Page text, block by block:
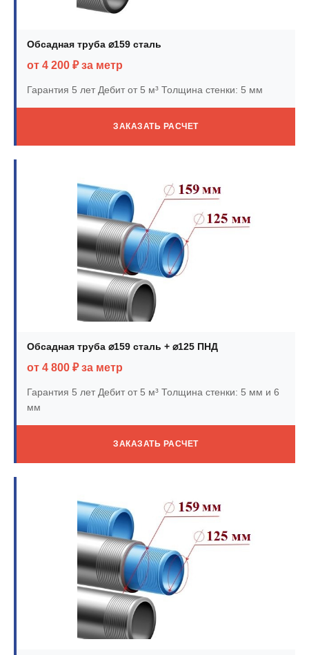
Обсадная труба ⌀159 сталь
от 4 200 ₽ за метр
Гарантия 5 летДебит от 5 м³ Толщина стенки: 5 мм
ЗАКАЗАТЬ РАСЧЕТ
Обсадная труба ⌀159 сталь + ⌀125 ПНД
от 4 800 ₽ за метр
Гарантия 5 летДебит от 5 м³ Толщина стенки: 5 мм и 6
мм
ЗАКАЗАТЬ РАСЧЕТ